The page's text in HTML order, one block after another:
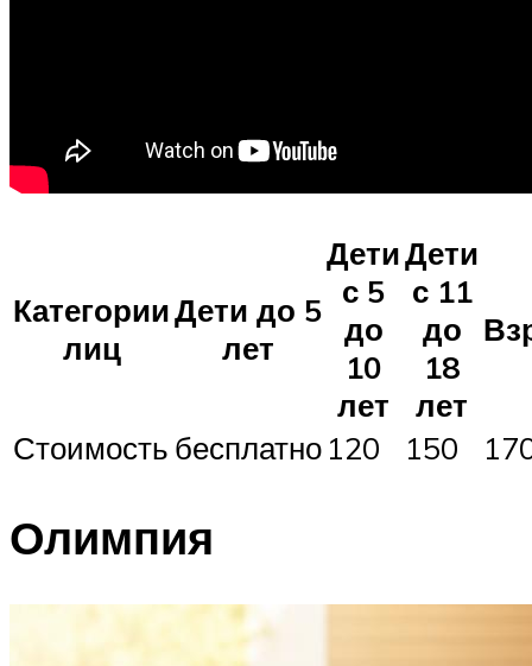
Категории
лиц
Дети до 5
лет
Дети
с 5
до
10
лет
Дети
с 11
до
18
лет
Стоимость бесплатно 120 150
Олимпия